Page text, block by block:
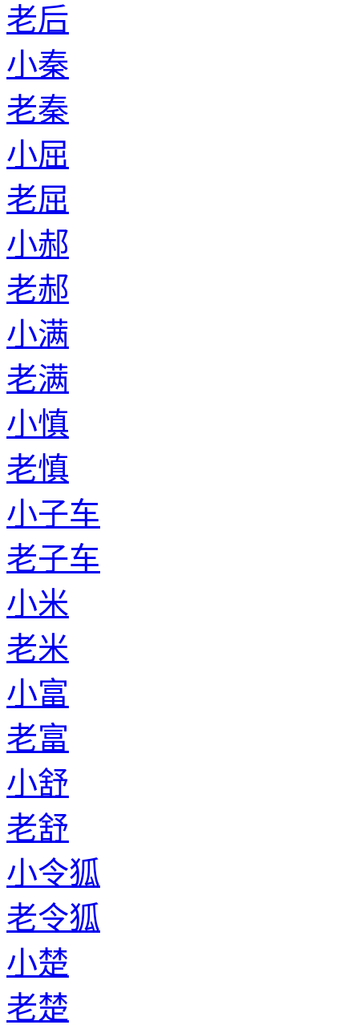
老后
小秦
老秦
小屈
老屈
小郝
老郝
小满
老满
小慎
老慎
小子车
老子车
小米
老米
小富
老富
小舒
老舒
小令狐
老令狐
小楚
老楚